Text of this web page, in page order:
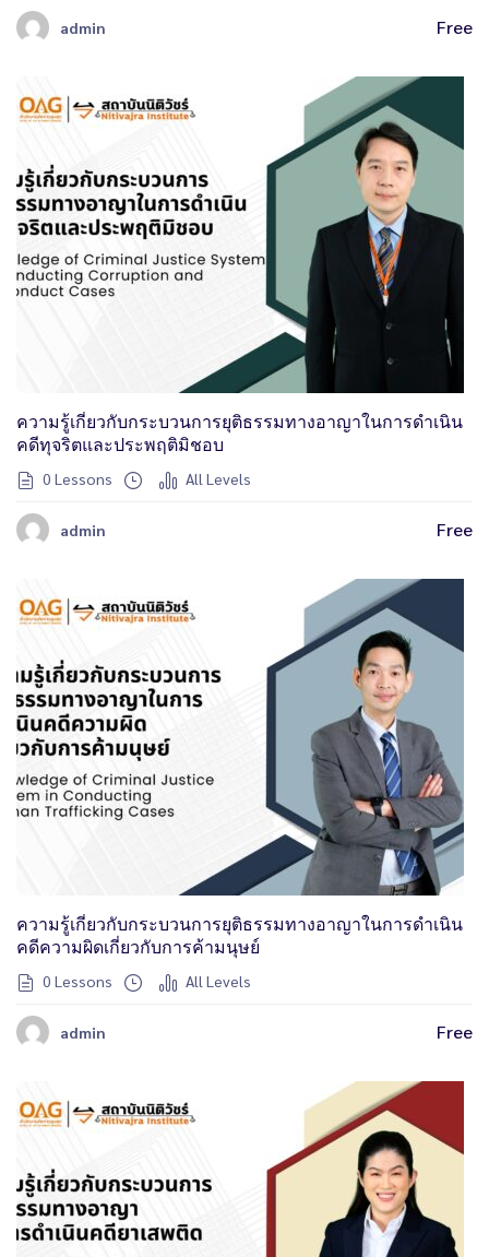
admin Free
ความรู้เกี่ยวกับกระบวนการยุติธรรมทางอาญาในการดำเนิน
คดีทุจริตและประพฤติมิชอบ
0 Lessons
All Levels
admin Free
ความรู้เกี่ยวกับกระบวนการยุติธรรมทางอาญาในการดำเนิน
คดีความผิดเกี่ยวกับการค้ามนุษย์
0 Lessons
All Levels
admin Free